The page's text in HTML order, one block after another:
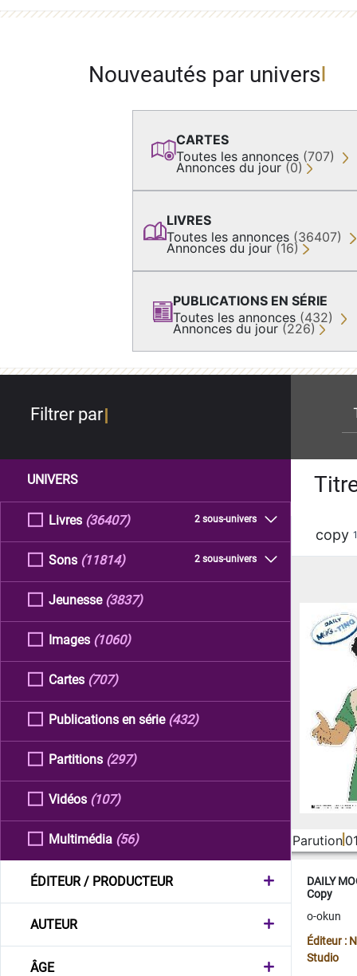
Nouveautés par univers
CARTES
Toutes les annonces (707)
Annonces du jour (0)
LIVRES
Toutes les annonces (36407)
Annonces du jour (16)
PUBLICATIONS EN SÉRIE
Toutes les annonces (432)
Annonces du jour (226)
Filtrer par
UNIVERS
Livres 2 sous-univers
(36407)
Sons 2 sous-univers
(11814)
Jeunesse (3837)
Images (1060)
Cartes (707)
Publications en série (432)
Partitions (297)
Vidéos (107)
Multimédia (56)
ÉDITEUR / PRODUCTEUR
AUTEUR
ÂGE
copy
Parution
DAILY
Copy
o-okun
Éditeur :
Studio